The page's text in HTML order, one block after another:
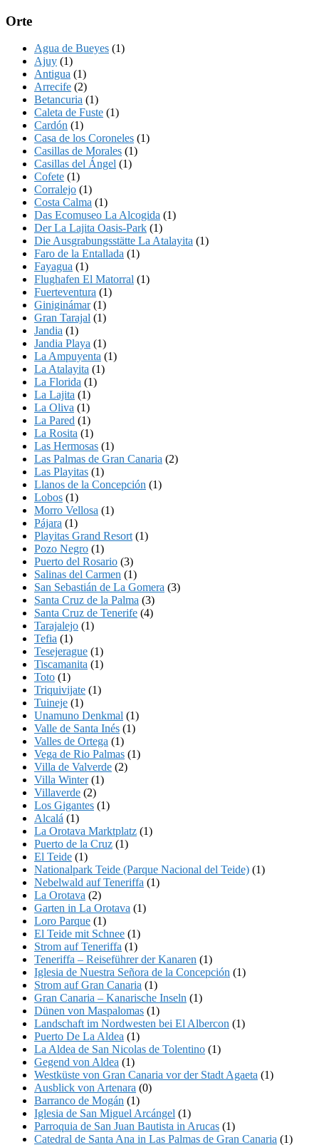
Orte
Agua de Bueyes (1)
Ajuy (1)
Antigua (1)
Arrecife (2)
Betancuria (1)
Caleta de Fuste (1)
Cardón (1)
Casa de los Coroneles (1)
Casillas de Morales (1)
Casillas del Ángel (1)
Cofete (1)
Corralejo (1)
Costa Calma (1)
Das Ecomuseo La Alcogida (1)
Der La Lajita Oasis-Park (1)
Die Ausgrabungsstätte La Atalayita (1)
Faro de la Entallada (1)
Fayagua (1)
Flughafen El Matorral (1)
Fuerteventura (1)
Giniginámar(1)
Gran Tarajal (1)
Jandia (1)
Jandia Playa (1)
La Ampuyenta (1)
La Atalayita (1)
La Florida (1)
La Lajita (1)
La Oliva (1)
La Pared (1)
La Rosita (1)
Las Hermosas (1)
Las Palmas de Gran Canaria (2)
Las Playitas (1)
Llanos de la Concepción (1)
Lobos (1)
Morro Vellosa (1)
Pájara (1)
Playitas Grand Resort(1)
Pozo Negro (1)
Puerto del Rosario (3)
Salinas del Carmen (1)
San Sebastián de La Gomera (3)
Santa Cruz de la Palma (3)
Santa Cruz de Tenerife (4)
Tarajalejo (1)
Tefia (1)
Tesejerague (1)
Tiscamanita (1)
Toto (1)
Triquivijate (1)
Tuineje (1)
Unamuno Denkmal (1)
Valle de Santa Inés (1)
Valles de Ortega (1)
Vega de Rio Palmas (1)
Villa de Valverde (2)
Villa Winter(1)
Villaverde (2)
Los Gigantes (1)
Alcalá (1)
La Orotava Marktplatz (1)
Puerto de la Cruz (1)
El Teide (1)
Nationalpark Teide (Parque Nacional del Teide) (1)
Nebelwald auf Teneriffa (1)
La Orotava (2)
Garten in La Orotava (1)
Loro Parque (1)
El Teide mit Schnee (1)
Strom auf Teneriffa (1)
Teneriffa – Reiseführer der Kanaren (1)
Iglesia de Nuestra Señora de la Concepción (1)
Strom auf Gran Canaria (1)
Gran Canaria – Kanarische Inseln (1)
Dünen von Maspalomas (1)
Landschaft im Nordwesten bei El Albercon (1)
Puerto De La Aldea (1)
La Aldea de San Nicolas de Tolentino (1)
Gegend von Aldea (1)
Westküste von Gran Canaria vor der Stadt Agaeta (1)
Ausblick von Artenara (0)
Barranco de Mogán (1)
Iglesia de San Miguel Arcángel (1)
Parroquia de San Juan Bautista in Arucas (1)
Catedral de Santa Ana in Las Palmas de Gran Canaria (1)